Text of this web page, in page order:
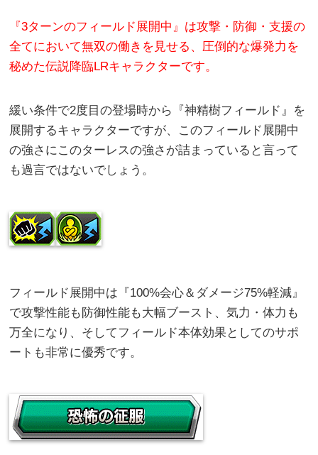
『3ターンのフィールド展開中』は攻撃・防御・支援の
全てにおいて無双の働きを見せる、圧倒的な爆発力を
秘めた伝説降臨LRキャラクターです。
緩い条件で2度目の登場時から『神精樹フィールド』を
展開するキャラクターですが、このフィールド展開中
の強さにこのターレスの強さが詰まっていると言って
も過言ではないでしょう。
フィールド展開中は『100%会心＆ダメージ75%軽減』
で攻撃性能も防御性能も大幅ブースト、気力・体力も
万全になり、そしてフィールド本体効果としてのサポ
ートも非常に優秀です。